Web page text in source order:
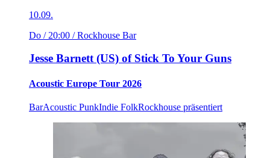
10.09.
Do / 20:00 / Rockhouse Bar
Jesse Barnett (US) of Stick To Your Guns
Acoustic Europe Tour 2026
BarAcoustic PunkIndie FolkRockhouse präsentiert